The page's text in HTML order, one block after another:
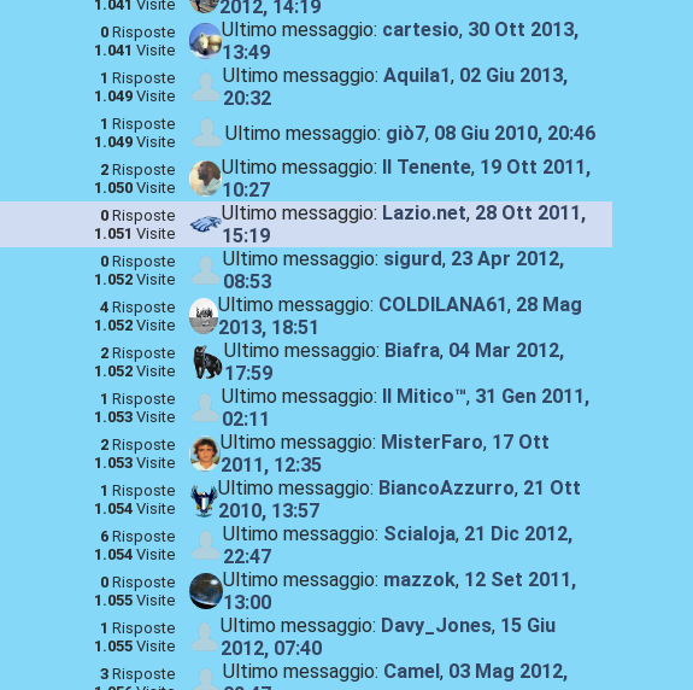
1.041 Visite
2012, 14:19
0Risposte
1.041 Visite
Ultimo messaggio: cartesio, 30 Ott 2013,
13:49
1 Risposte
1.049Visite
Ultimo messaggio:Aquila1, 02 Giu 2013,
20:32
1 Risposte
1.049Visite Ultimo messaggio: giò7, 08 Giu 2010, 20:46
2Risposte
1.050Visite
Ultimo messaggio: Il Tenente, 19 Ott 2011,
10:27
0Risposte
1.051 Visite
Ultimo messaggio: Lazio.net, 28 Ott 2011,
15:19
0Risposte
1.052Visite
Ultimo messaggio: sigurd, 23 Apr 2012,
08:53
4Risposte
1.052Visite
Ultimo messaggio: COLDILANA61, 28 Mag
2013, 18:51
2Risposte
1.052Visite
Ultimo messaggio: Biafra, 04 Mar 2012,
17:59
1 Risposte
1.053Visite
Ultimo messaggio: Il Mitico™, 31 Gen 2011,
02:11
2Risposte
1.053Visite
Ultimo messaggio: MisterFaro, 17 Ott
2011, 12:35
1 Risposte
1.054Visite
Ultimo messaggio: BiancoAzzurro, 21 Ott
2010, 13:57
6Risposte
1.054Visite
Ultimo messaggio: Scialoja, 21 Dic 2012,
22:47
0Risposte
1.055Visite
Ultimo messaggio: mazzok, 12 Set 2011,
13:00
1 Risposte
1.055Visite
Ultimo messaggio: Davy_Jones, 15 Giu
2012, 07:40
3Risposte
Ultimo messaggio: Camel, 03 Mag 2012,